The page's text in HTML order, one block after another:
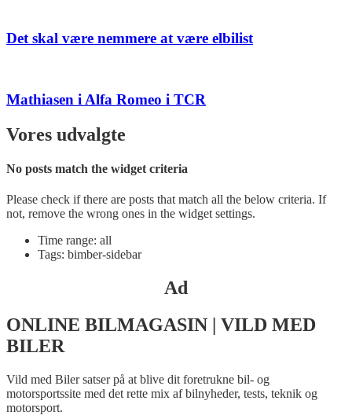
Det skal være nemmere at være elbilist
Mathiasen i Alfa Romeo i TCR
Vores udvalgte
No posts match the widget criteria
Please check if there are posts that match all the below criteria. If
not, remove the wrong ones in the widget settings.
Time range: all
Tags: bimber-sidebar
Ad
ONLINE BILMAGASIN | VILD MED
BILER
Vild med Biler satser på at blive dit foretrukne bil- og
motorsportssite med det rette mix af bilnyheder, tests, teknik og
motorsport.